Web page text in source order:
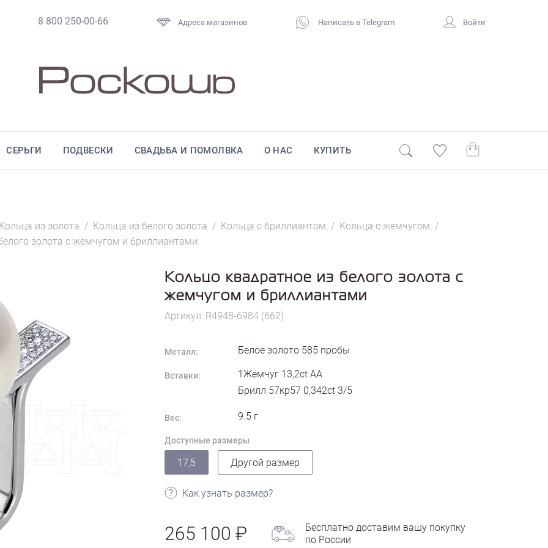
8 800 250-00-66 Адреса магазинов Написать в Telegram Войти
СЕРЬГИ ПОДВЕСКИ СВАДЬБА И ПОМОЛВКА О НАС КУПИТЬ
из золота / Кольца из белого золота / Кольца с бриллиантом / Кольца с жемчугом /
золота с жемчугом и бриллиантами
Кольцо квадратное из белого золота с
жемчугом и бриллиантами
Артикул: R4948-6984 (662)
Металл: Белое золото 585 пробы
Вставки:
1Жемчуг 13,2ct АА
Брилл 57кр57 0,342ct 3/5
Вес: 9.5 г
Доступные размеры
17,5 Другой размер
Как узнать размер?
265 100
Бесплатно доставим вашу покупку
по России